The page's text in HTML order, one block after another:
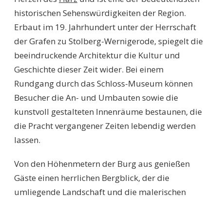
historischen Sehenswürdigkeiten der Region.
Erbaut im 19. Jahrhundert unter der Herrschaft
der Grafen zu Stolberg-Wernigerode, spiegelt die
beeindruckende Architektur die Kultur und
Geschichte dieser Zeit wider. Bei einem
Rundgang durch das Schloss-Museum können
Besucher die An- und Umbauten sowie die
kunstvoll gestalteten Innenräume bestaunen, die
die Pracht vergangener Zeiten lebendig werden
lassen.
Von den Höhenmetern der Burg aus genießen
Gäste einen herrlichen Bergblick, der die
umliegende Landschaft und die malerischen